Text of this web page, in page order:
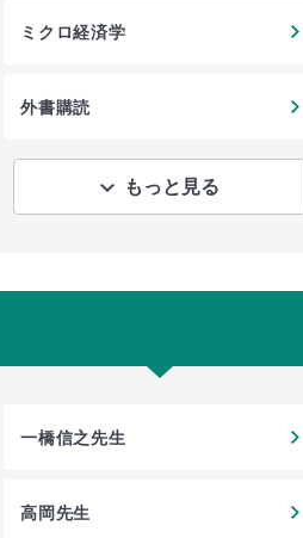
ミクロ経済学
外書購読
もっと見る
一橋信之先生
高岡先生